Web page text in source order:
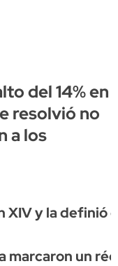
del 14% en
resolvió no
a los
y la definió
marcaron un